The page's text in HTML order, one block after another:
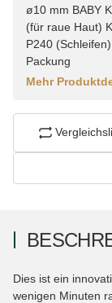
ø10 mm BABY
(für raue Haut)
P240
Packung
Mehr
Dies ist ein
wenigen Minuten